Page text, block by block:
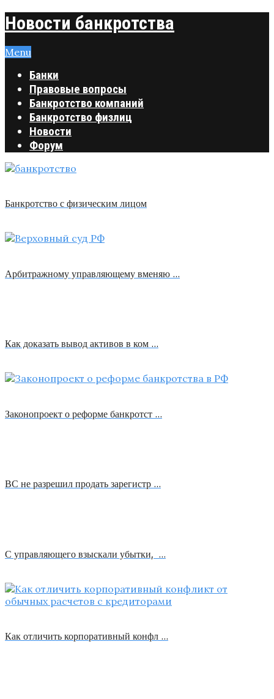
Новости банкротства
Menu
Банки
Правовые вопросы
Банкротство компаний
Банкротство физлиц
Новости
Форум
Банкротство с физическим лицом
Арбитражному управляющему вменяю …
Как доказать вывод активов в ком …
Законопроект о реформе банкротст …
ВС не разрешил продать зарегистр …
С управляющего взыскали убытки, …
Как отличить корпоративный конфл …